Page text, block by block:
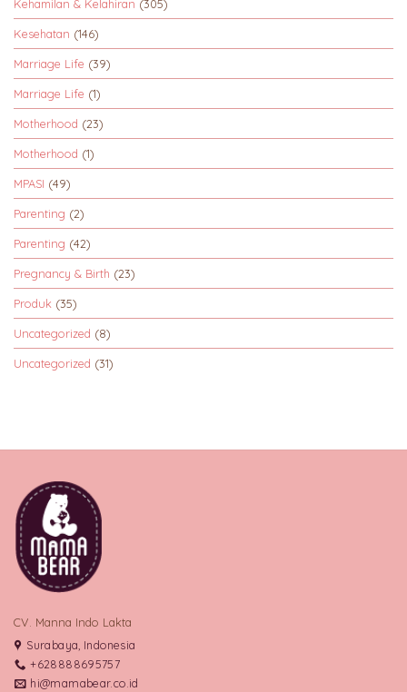
Kehamilan & Kelahiran (305)
Kesehatan (146)
Marriage Life (39)
Marriage Life (1)
Motherhood (23)
Motherhood (1)
MPASI (49)
Parenting (2)
Parenting (42)
Pregnancy & Birth (23)
Produk (35)
Uncategorized (8)
Uncategorized (31)
CV. Manna Indo Lakta
Surabaya, Indonesia
+628888695757
hi@mamabear.co.id